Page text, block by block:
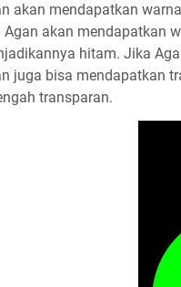
akan mendapatkan
Agan akan mendapatkan
hitam. Jika
juga bisa mendapatkan
transparan.